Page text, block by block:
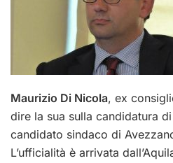
Maurizio Di Nicola, ex
dire la sua sulla candidatura di
candidato sindaco di
L’ufficialità è arrivata